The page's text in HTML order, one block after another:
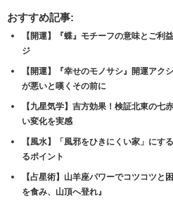
し
て
Twitter
で
(新
し
い
ウ
ィ
ン
ド
ウ
で
開
き
す)
す
る
に
は
ッ
ク
し
て
く
だ
さ
い
(新
し
ィ
ン
ド
Pinterest
で
(新
し
い
ウ
ィ
ン
で
開
す)
おすすめ記事:
【開運】『蝶』モチーフの意味とご
ジ
【開運】『幸せのモノサシ』開運アク
が悪いと嘆くその前に
【九星気学】吉方効果！検証北東の七
い変化を実感
【風水】「風邪をひきにくい家」にす
るポイント
【占星術】山羊座パワーでコツコツと
を食み、山頂へ登れ』